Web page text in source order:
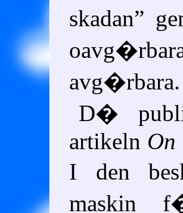
skadan
avg�rbara.
D�
artikeln On
I den
maskin